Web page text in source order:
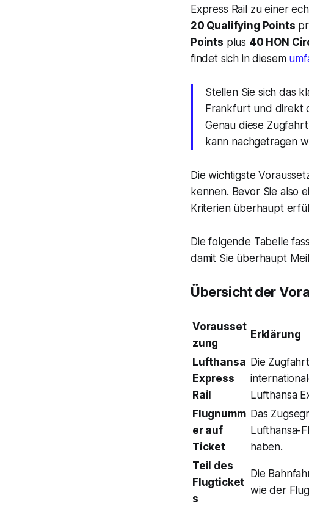
Express Rail zu einer
20 Qualifying Points
Points plus 40 HON
findet sich in diesem
Stellen Sie sich das
Frankfurt und direkt
Genau diese
kann nachgetragen
Die wichtigste
kennen. Bevor Sie also
Kriterien überhaupt
Die folgende Tabelle
damit Sie überhaupt
Übersicht der
Vorausset
zung
Erklärung
Lufthansa
Express
Rail
Die
Lufthansa
Flugnumm
er auf
Ticket
Das
Lufthansa-
haben.
Teil des
Flugticket
s
Die
wie der